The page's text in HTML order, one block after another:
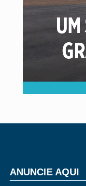
ANUNCIE AQUI